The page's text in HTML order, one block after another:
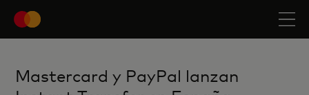
Mastercard y PayPal lanzan